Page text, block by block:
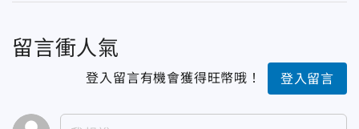
留言衝人氣
登入留言有機會獲得旺幣哦！ 登入留言